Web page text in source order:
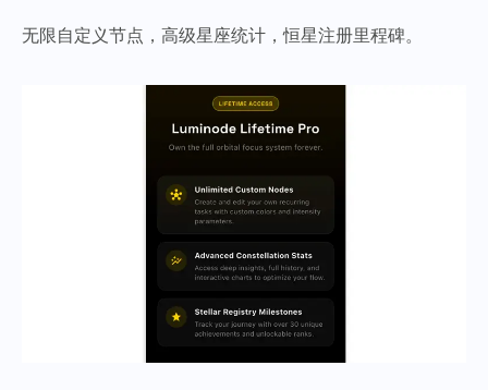
无限自定义节点，高级星座统计，恒星注册里程碑。